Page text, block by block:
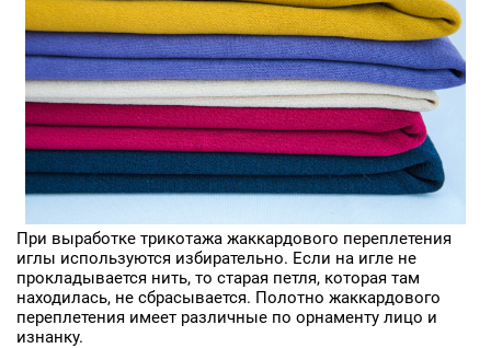
При выработке трикотажа жаккардового переплетения
иглы используются избирательно. Если на игле не
прокладывается нить, то старая петля, которая там
находилась, не сбрасывается. Полотно жаккардового
переплетения имеет различные по орнаменту лицо и
изнанку.